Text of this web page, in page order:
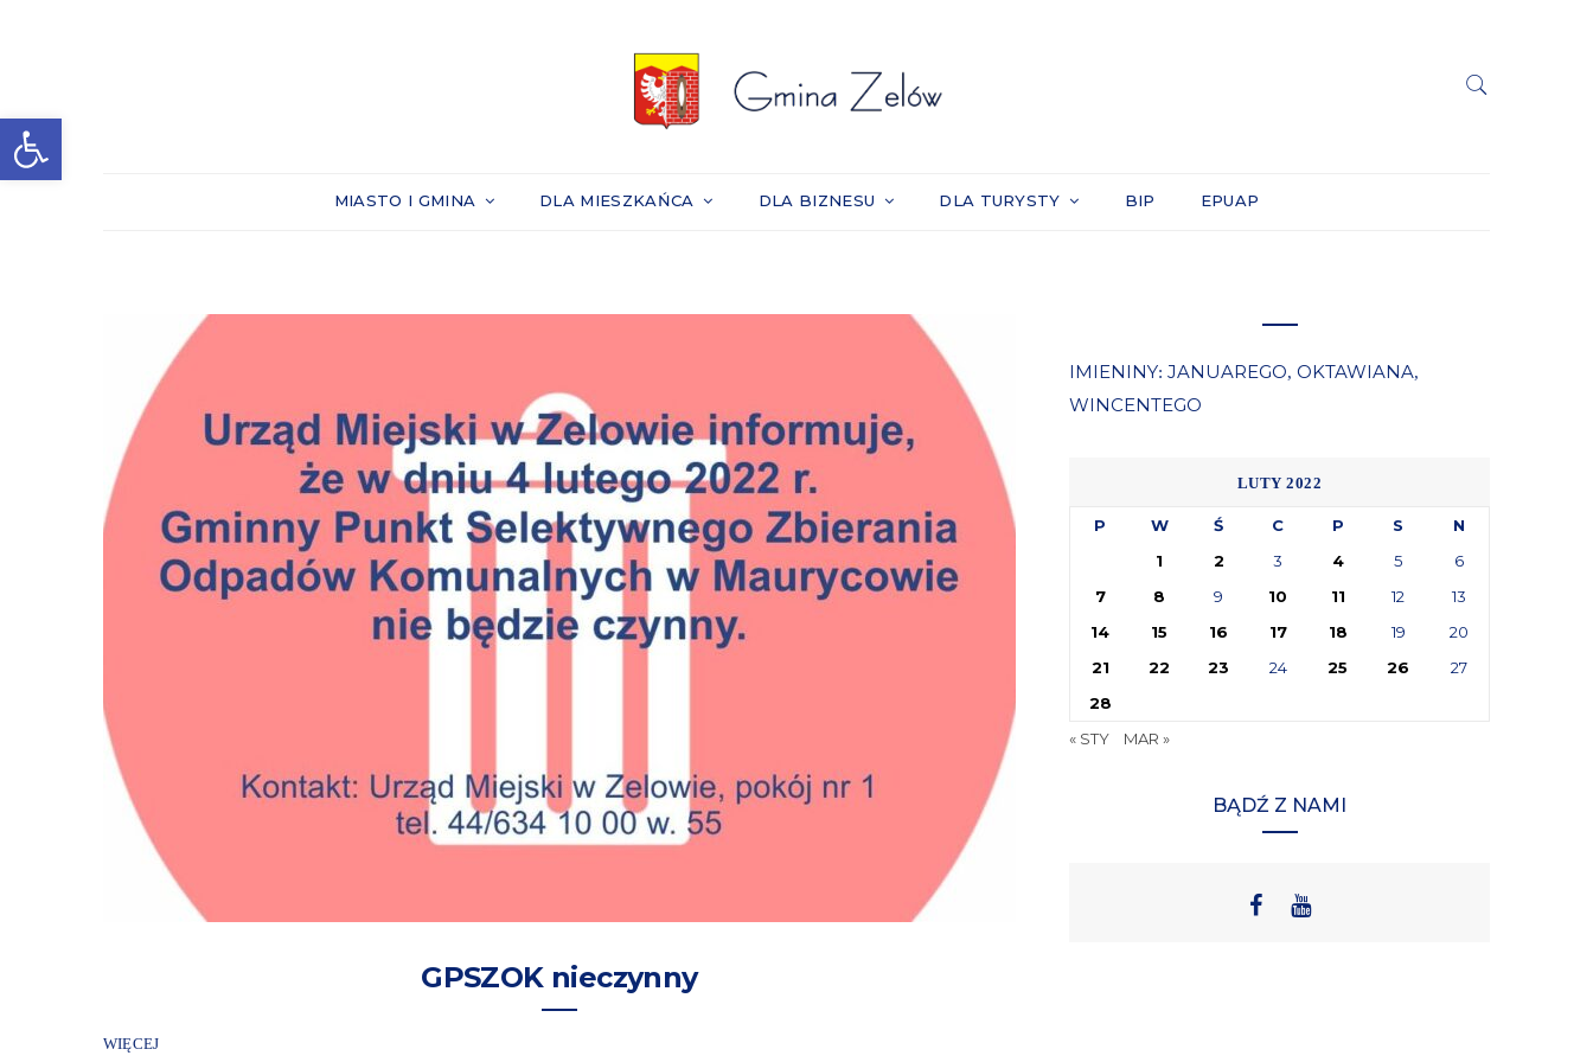
Otwórz pasek narzędzi
MIASTO I GMINA DLA MIESZKAŃCA DLA BIZNESU DLA TURYSTY BIP EPUAP
GPSZOK nieczynny
WIĘCEJ
IMIENINY: JANUAREGO, OKTAWIANA,
WINCENTEGO
LUTY 2022
P W Ś C P S
N
1
2 3 4 5
6
7
8 9 10 11 12
13
14
15 16 17 18 19
20
21
22 23 24 25 26
27
28
« STY
MAR »
BĄDŹ Z NAMI